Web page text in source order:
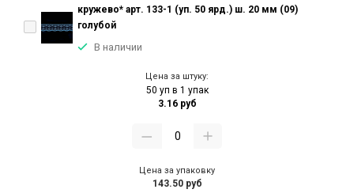
кружево* арт. 133-1 (уп. 50 ярд.) ш. 20 мм (09)
голубой
В наличии
Цена за штуку:
50 уп в 1 упак
3.16 руб
Цена за упаковку
143.50 руб